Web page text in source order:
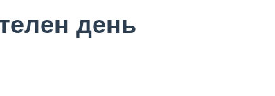
день